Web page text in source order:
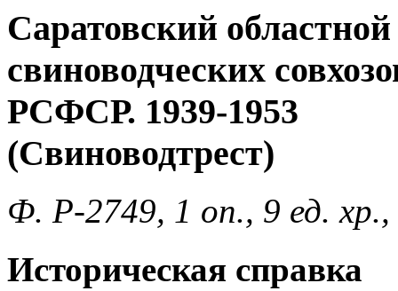
Саратовский
свиноводческих
РСФСР. 1939-1953
(Свиноводтрест)
Ф. Р-2749, 1 оп., 9 ед.
Историческая справка